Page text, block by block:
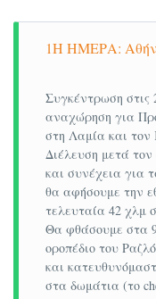
όλα τα αξιοθέατα
Προσφέρει άμεση
χιονοδρομικό
παρέχει κέντρο
καθώς και
στον κήπο.
bar, αίθριο μπαρ,
βεράντα με
του ξενοδοχείου.
μέρος για
επαγγελματικές
1Η ΗΜΕΡΑ:
Συγκέντρωση στις
αναχώρηση για
στη Λαμία και
Διέλευση μετά
και συνέχεια για
θα αφήσουμε την
τελευταία 42 χλμ
Θα φθάσουμε στα
οροπέδιο του
και
στα δωμάτια (το